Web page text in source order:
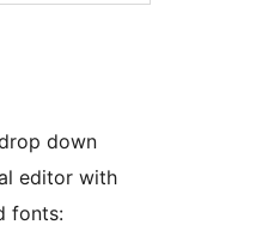
down
editor with
fonts: